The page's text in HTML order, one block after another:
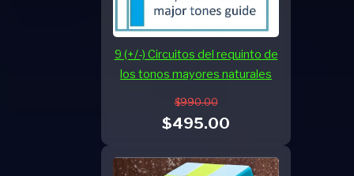
9 (+/-) Circuitos del requinto de
los tonos mayores naturales
$990.00
$495.00